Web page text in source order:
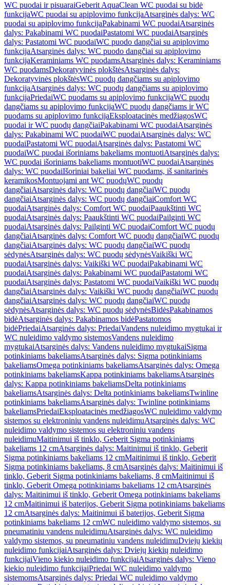
WC puodai ir pisuaraiGeberit AquaClean WC puodai su bidė
funkcijaWC puodai su apiplovimo funkcijaAtsarginės dalys: WC
puodai su apiplovimo funkcijaPakabinami WC puodaiAtsarginės
dalys: Pakabinami WC puodaiPastatomi WC puodaiAtsarginės
dalys: Pastatomi WC puodaiWC puodo dangčiai su apiplovimo
funkcijaAtsarginės dalys: WC puodo dangčiai su apiplovimo
funkcijaKeraminiams WC puodamsAtsarginės dalys: Keraminiams
WC puodamsDekoratyvinės plokštėsAtsarginės dalys:
Dekoratyvinės plokštėsWC puodų dangčiams su apiplovimo
funkcijaAtsarginės dalys: WC puodų dangčiams su apiplovimo
funkcijaPriedaiWC puodams su apiplovimo funkcijaWC puodų
dangčiams su apiplovimo funkcijaWC puodų dangčiams ir WC
puodams su apiplovimo funkcijaEksploatacinės medžiagosWC
puodai ir WC puodų dangčiaiPakabinami WC puodaiAtsarginės
dalys: Pakabinami WC puodaiWC puodaiAtsarginės dalys: WC
puodaiPastatomi WC puodaiAtsarginės dalys: Pastatomi WC
puodaiWC puodai išoriniams bakeliams montuotiAtsarginės dalys:
WC puodai išoriniams bakeliams montuotiWC puodaiAtsarginės
dalys: WC puodaiIšoriniai bakeliai WC puodams, iš sanitarinės
keramikosMontuojami ant WC puodųWC puodų
dangčiaiAtsarginės dalys: WC puodų dangčiaiWC puodų
dangčiaiAtsarginės dalys: WC puodų dangčiaiComfort WC
puodaiAtsarginės dalys: Comfort WC puodaiPaaukštinti WC
puodaiAtsarginės dalys: Paaukštinti WC puodaiPailginti WC
puodaiAtsarginės dalys: Pailginti WC puodaiComfort WC puodų
dangčiaiAtsarginės dalys: Comfort WC puodų dangčiaiWC puodų
dangčiaiAtsarginės dalys: WC puodų dangčiaiWC puodų
sėdynėsAtsarginės dalys: WC puodų sėdynėsVaikiški WC
puodaiAtsarginės dalys: Vaikiški WC puodaiPakabinami WC
puodaiAtsarginės dalys: Pakabinami WC puodaiPastatomi WC
puodaiAtsarginės dalys: Pastatomi WC puodaiVaikiški WC puodų
dangčiaiAtsarginės dalys: Vaikiški WC puodų dangčiaiWC puodų
dangčiaiAtsarginės dalys: WC puodų dangčiaiWC puodų
sėdynėsAtsarginės dalys: WC puodų sėdynėsBidėsPakabinamos
bidėAtsarginės dalys: Pakabinamos bidėPastatomos
bidėPriedaiAtsarginės dalys: PriedaiVandens nuleidimo mygtukai ir
WC nuleidimo valdymo sistemosVandens nuleidimo
mygtukaiAtsarginės dalys: Vandens nuleidimo mygtukaiSigma
potinkiniams bakeliamsAtsarginės dalys: Sigma potinkiniams
bakeliamsOmega potinkiniams bakeliamsAtsarginės dalys: Omega
potinkiniams bakeliamsKappa potinkiniams bakeliamsAtsarginės
dalys: Kappa potinkiniams bakeliamsDelta potinkiniams
bakeliamsAtsarginės dalys: Delta potinkiniams bakeliamsTwinline
potinkiniams bakeliamsAtsarginės dalys: Twinline potinkiniams
bakeliamsPriedaiEksploatacinės medžiagosWC nuleidimo valdymo
sistemos su elektroniniu vandens nuleidimuAtsarginės dalys: WC
nuleidimo valdymo sistemos su elektroniniu vandens
nuleidimuMaitinimui iš tinklo, Geberit Sigma potinkiniams
bakeliams 12 cmAtsarginės dalys: Maitinimui iš tinklo, Geberit
Sigma potinkiniams bakeliams 12 cmMaitinimui iš tinklo, Geberit
Sigma potinkiniams bakeliams, 8 cmAtsarginės dalys: Maitinimui iš
tinklo, Geberit Sigma potinkiniams bakeliams, 8 cmMaitinimui iš
tinklo, Geberit Omega potinkiniams bakeliams 12 cmAtsarginės
dalys: Maitinimui iš tinklo, Geberit Omega potinkiniams bakeliams
12 cmMaitinimui iš baterijos, Geberit Sigma potinkiniams bakeliams
12 cmAtsarginės dalys: Maitinimui iš baterijos, Geberit Sigma
potinkiniams bakeliams 12 cmWC nuleidimo valdymo sistemos, su
pneumatiniu vandens nuleidimuAtsarginės dalys: WC nuleidimo
valdymo sistemos, su pneumatiniu vandens nuleidimuDviejų kiekių
nuleidimo funkcijaiAtsarginės dalys: Dviejų kiekių nuleidimo
funkcijaiVieno kiekio nuleidimo funkcijaiAtsarginės dalys: Vieno
kiekio nuleidimo funkcijaiPriedai WC nuleidimo valdymo
sistemomsAtsarginės dalys: Priedai WC nuleidimo valdymo